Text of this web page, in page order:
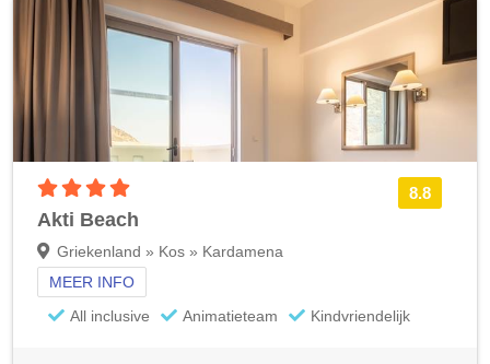
8.8
Akti Beach
Griekenland » Kos » Kardamena
MEER INFO
All inclusive
Animatieteam Kindvriendelijk